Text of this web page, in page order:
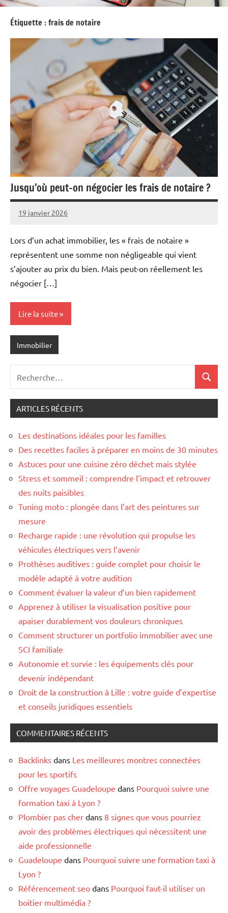
Étiquette :frais de notaire
Jusqu’où peut-on négocier les frais de notaire ?
19 janvier 2026
Marise
Aucun
Lors d’un achat immobilier, les « frais de notaire »
représentent une somme non négligeable qui vient
s’ajouter au prix du bien. Mais peut-on réellement les
négocier […]
Lire la suite
Immobilier
pour
:
ARTICLES RÉCENTS
Les destinations idéales pour les familles
Des recettes faciles à préparer en moins de 30 minutes
Astuces pour une cuisine zéro déchet mais stylée
Stress et sommeil : comprendre l’impact et retrouver
des nuits paisibles
Tuning moto : plongée dans l’art des peintures sur
mesure
Recharge rapide : une révolution qui propulse les
véhicules électriques vers l’avenir
Prothèses auditives : guide complet pour choisir le
modèle adapté à votre audition
Comment évaluer la valeur d’un bien rapidement
Apprenez à utiliser la visualisation positive pour
apaiser durablement vos douleurs chroniques
Comment structurer un portfolio immobilier avec une
SCI familiale
Autonomie et survie : les équipements clés pour
devenir indépendant
Droit de la construction à Lille : votre guide d’expertise
et conseils juridiques essentiels
COMMENTAIRES RÉCENTS
Backlinks dans Les meilleures montres connectées
pour les sportifs
Offre voyages Guadeloupe dans Pourquoi suivre une
formation taxi à Lyon ?
Plombier pas cher dans 8 signes que vous pourriez
avoir des problèmes électriques qui nécessitent une
aide professionnelle
Guadeloupe dans Pourquoi suivre une formation taxi à
Lyon ?
Référencement seo dans Pourquoi faut-il utiliser un
boitier multimédia ?